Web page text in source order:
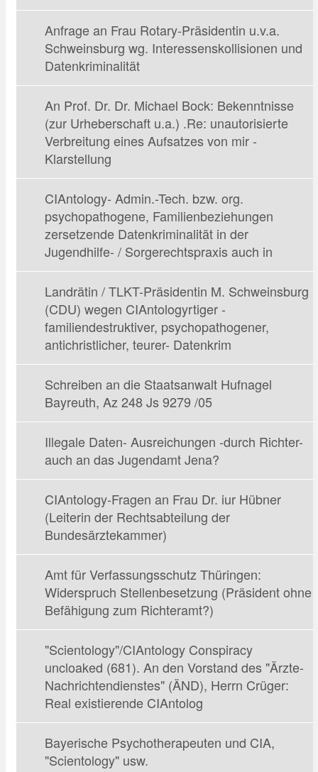
Anfrage an Frau Rotary-Präsidentin u.v.a.
Schweinsburg wg. Interessenskollisionen und
Datenkriminalität
An Prof. Dr. Dr. Michael Bock: Bekenntnisse
(zur Urheberschaft u.a.) .Re: unautorisierte
Verbreitung eines Aufsatzes von mir -
Klarstellung
CIAntology- Admin.-Tech. bzw. org.
psychopathogene, Familienbeziehungen
zersetzende Datenkriminalität in der
Jugendhilfe- / Sorgerechtspraxis auch in
Landrätin / TLKT-Präsidentin M. Schweinsburg
(CDU) wegen CIAntologyrtiger -
familiendestruktiver, psychopathogener,
antichristlicher, teurer- Datenkrim
Schreiben an die Staatsanwalt Hufnagel
Bayreuth, Az 248 Js 9279 /05
Illegale Daten- Ausreichungen -durch Richter-
auch an das Jugendamt Jena?
CIAntology-Fragen an Frau Dr. iur Hübner
(Leiterin der Rechtsabteilung der
Bundesärztekammer)
Amt für Verfassungsschutz Thüringen:
Widerspruch Stellenbesetzung (Präsident ohne
Befähigung zum Richteramt?)
"Scientology"/CIAntology Conspiracy
uncloaked (681). An den Vorstand des "Ärzte-
Nachrichtendienstes" (ÄND), Herrn Crüger:
Real existierende CIAntolog
Bayerische Psychotherapeuten und CIA,
"Scientology" usw.